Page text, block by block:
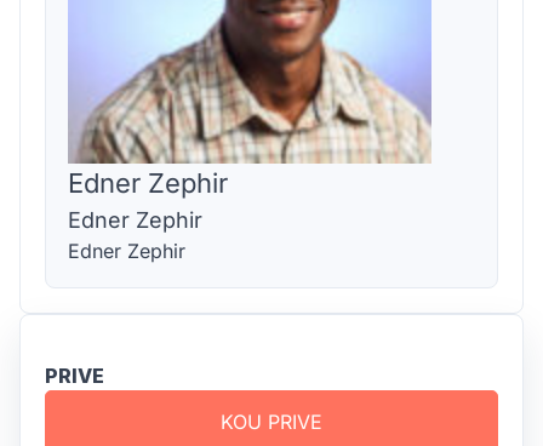
Edner Zephir
Edner Zephir
Edner Zephir
PRIVE
KOU PRIVE